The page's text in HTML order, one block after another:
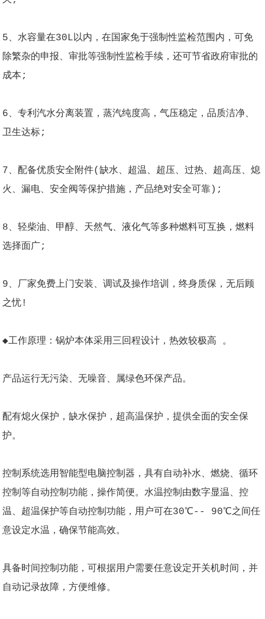
5、水容量在30L以内，在国家免于强制性监检范围内，可免
除繁杂的申报、审批等强制性监检手续，还可节省政府审批的
成本;
6、专利汽水分离装置，蒸汽纯度高，气压稳定，品质洁净、
卫生达标;
7、配备优质安全附件(缺水、超温、超压、过热、超高压、熄
火、漏电、安全阀等保护措施，产品绝对安全可靠);
8、轻柴油、甲醇、天然气、液化气等多种燃料可互换，燃料
选择面广;
9、厂家免费上门安装、调试及操作培训，终身质保，无后顾
之忧!
◆工作原理：锅炉本体采用三回程设计，热效较极高 。
产品运行无污染、无噪音、属绿色环保产品。
配有熄火保护，缺水保护，超高温保护，提供全面的安全保
护。
控制系统选用智能型电脑控制器，具有自动补水、燃烧、循环
控制等自动控制功能，操作简便。水温控制由数字显温、控
温、超温保护等自动控制功能，用户可在30℃-- 90℃之间任
意设定水温，确保节能高效。
具备时间控制功能，可根据用户需要任意设定开关机时间，并
自动记录故障，方便维修。